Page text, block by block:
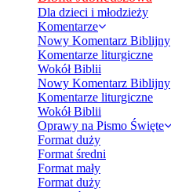
Dla dzieci i młodzieży
Komentarze
Nowy Komentarz Biblijny
Komentarze liturgiczne
Wokół Biblii
Nowy Komentarz Biblijny
Komentarze liturgiczne
Wokół Biblii
Oprawy na Pismo Święte
Format duży
Format średni
Format mały
Format duży